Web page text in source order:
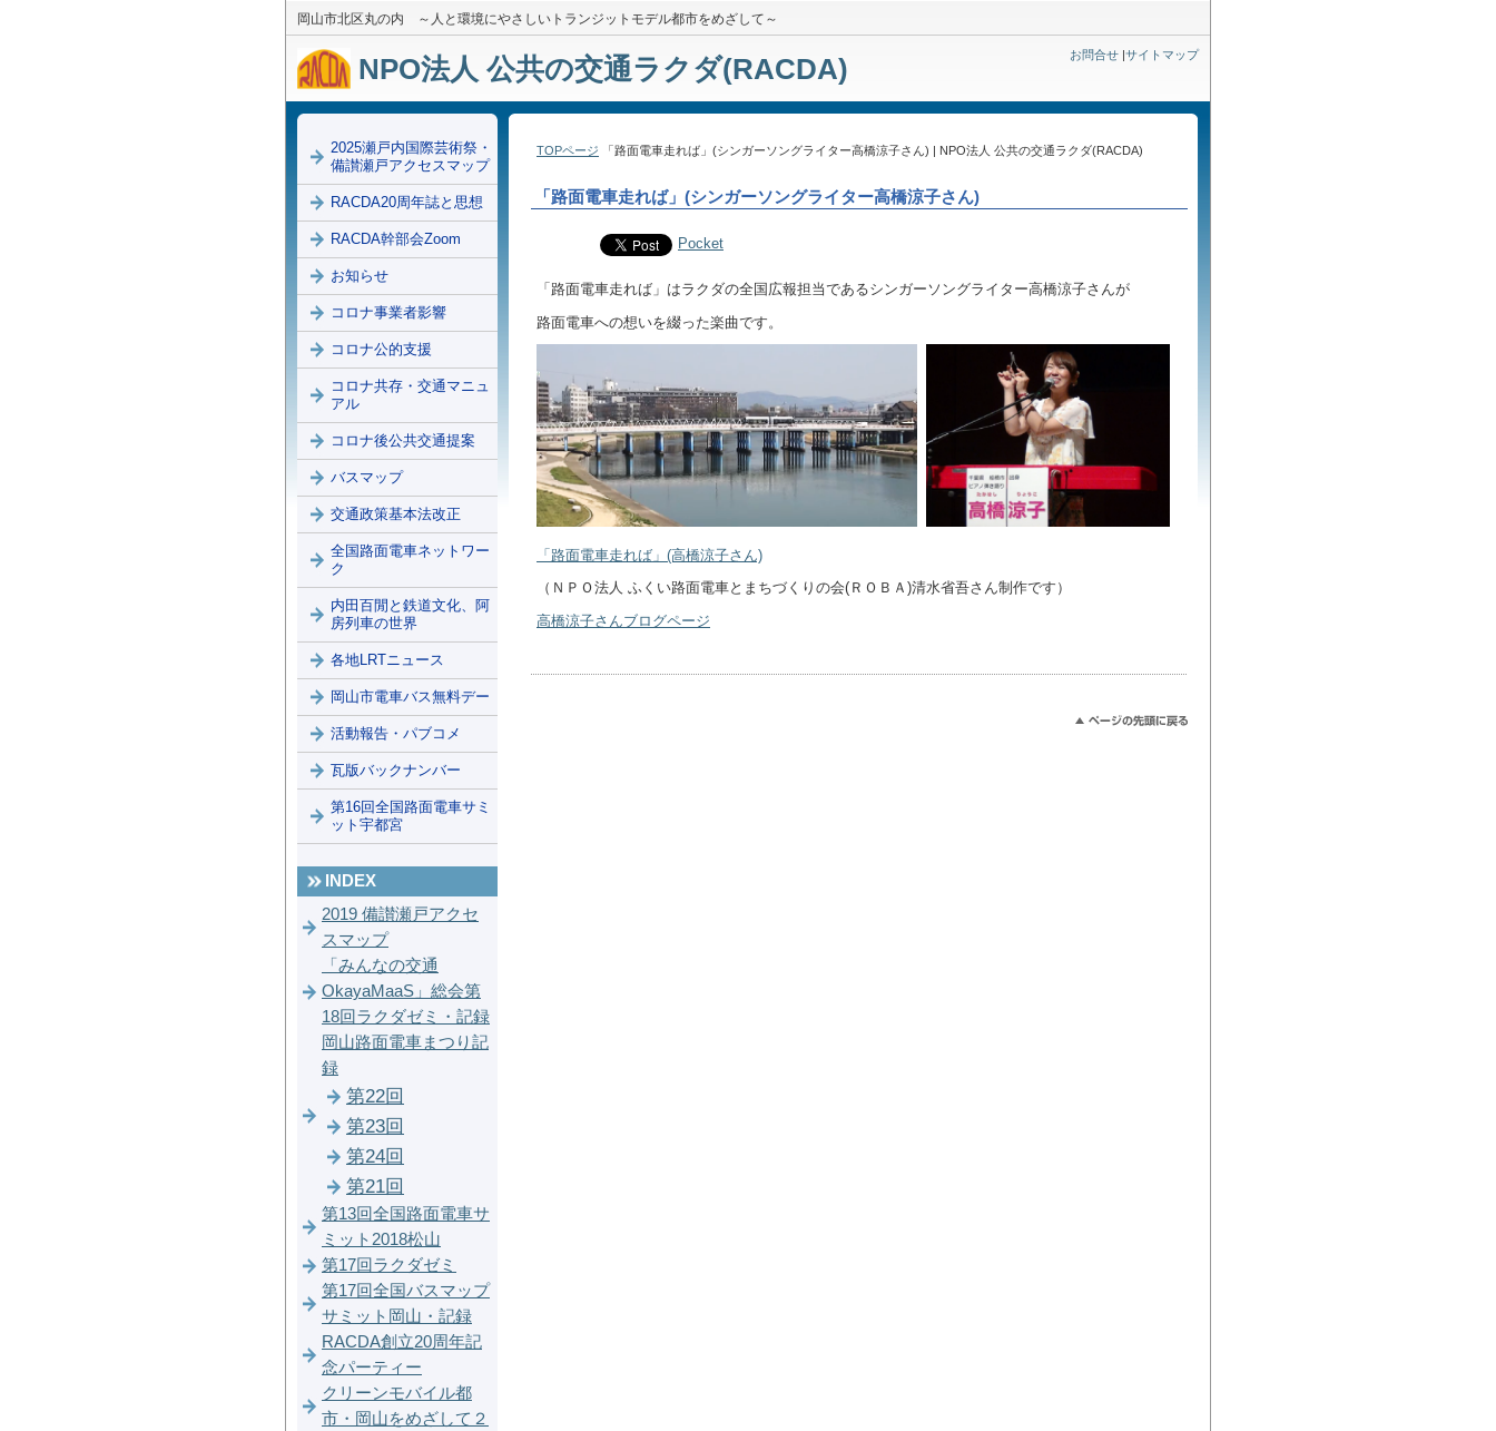
岡山市北区丸の内 ～人と環境にやさしいトランジットモデル都市をめざして～
NPO法人 公共の交通ラクダ(RACDA) お問合せ |サイトマップ
TOPページ 「路面電車走れば」(シンガーソングライター高橋涼子さん) | NPO法人 公共の交通ラクダ(RACDA)
「路面電車走れば」(シンガーソングライター高橋涼子さん)
Pocket
「路面電車走れば」はラクダの全国広報担当であるシンガーソングライター高橋涼子さんが
路面電車への想いを綴った楽曲です。
「路面電車走れば」(高橋涼子さん)
（ＮＰＯ法人 ふくい路面電車とまちづくりの会(ＲＯＢＡ)清水省吾さん制作です）
高橋涼子さんブログページ
2025瀬戸内国際芸術祭・
備讃瀬戸アクセスマップ
RACDA20周年誌と思想
RACDA幹部会Zoom
お知らせ
コロナ事業者影響
コロナ公的支援
コロナ共存・交通マニュ
アル
コロナ後公共交通提案
バスマップ
交通政策基本法改正
全国路面電車ネットワー
ク
内田百閒と鉄道文化、阿
房列車の世界
各地LRTニュース
岡山市電車バス無料デー
活動報告・パブコメ
瓦版バックナンバー
第16回全国路面電車サミ
ット宇都宮
INDEX
2019 備讃瀬戸アクセ
スマップ
「みんなの交通
OkayaMaaS」総会第
18回ラクダゼミ・記録
岡山路面電車まつり記
録
第22回
第23回
第24回
第21回
第13回全国路面電車サ
ミット2018松山
第17回ラクダゼミ
第17回全国バスマップ
サミット岡山・記録
RACDA創立20周年記
念パーティー
クリーンモバイル都
市・岡山をめざして２